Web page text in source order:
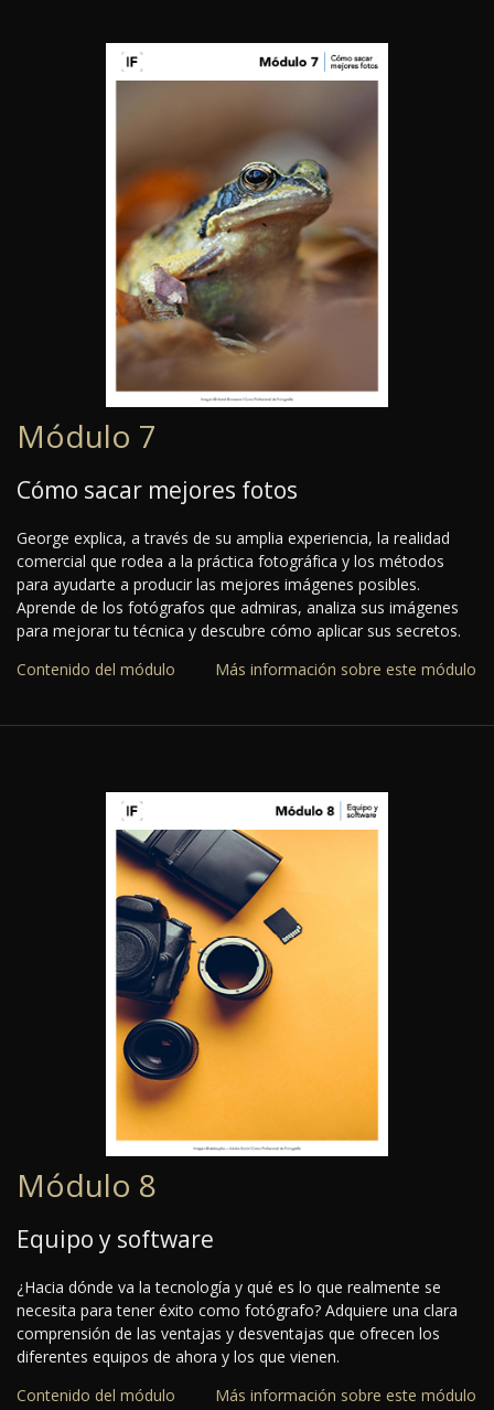
Módulo 7
Cómo sacar mejores fotos
George explica, a través de su amplia experiencia, la realidad
comercial que rodea a la práctica fotográfica y los métodos
para ayudarte a producir las mejores imágenes posibles.
Aprende de los fotógrafos que admiras, analiza sus imágenes
para mejorar tu técnica y descubre cómo aplicar sus secretos.
Contenido del módulo
Más información sobre este módulo
Módulo 8
Equipo y software
¿Hacia dónde va la tecnología y qué es lo que realmente se
necesita para tener éxito como fotógrafo? Adquiere una clara
comprensión de las ventajas y desventajas que ofrecen los
diferentes equipos de ahora y los que vienen.
Contenido del módulo
Más información sobre este módulo